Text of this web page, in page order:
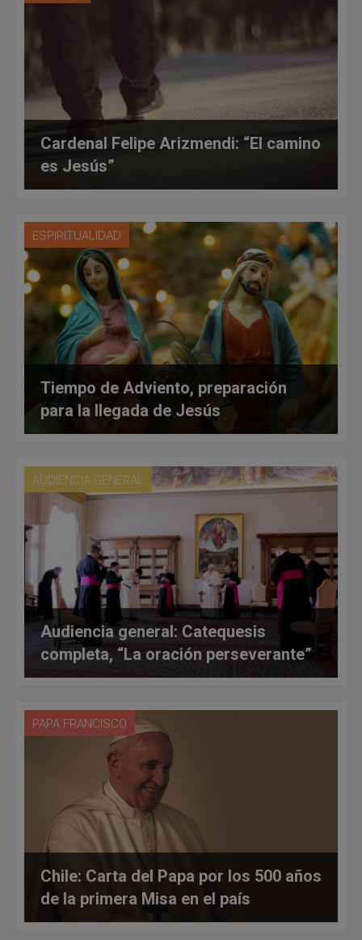
Cardenal Felipe Arizmendi: “El camino
es Jesús”
ESPIRITUALIDAD
Tiempo de Adviento, preparación
para la llegada de Jesús
AUDIENCIA GENERAL
Audiencia general: Catequesis
completa, “La oración perseverante”
PAPA FRANCISCO
Chile: Carta del Papa por los 500 años
de la primera Misa en el país